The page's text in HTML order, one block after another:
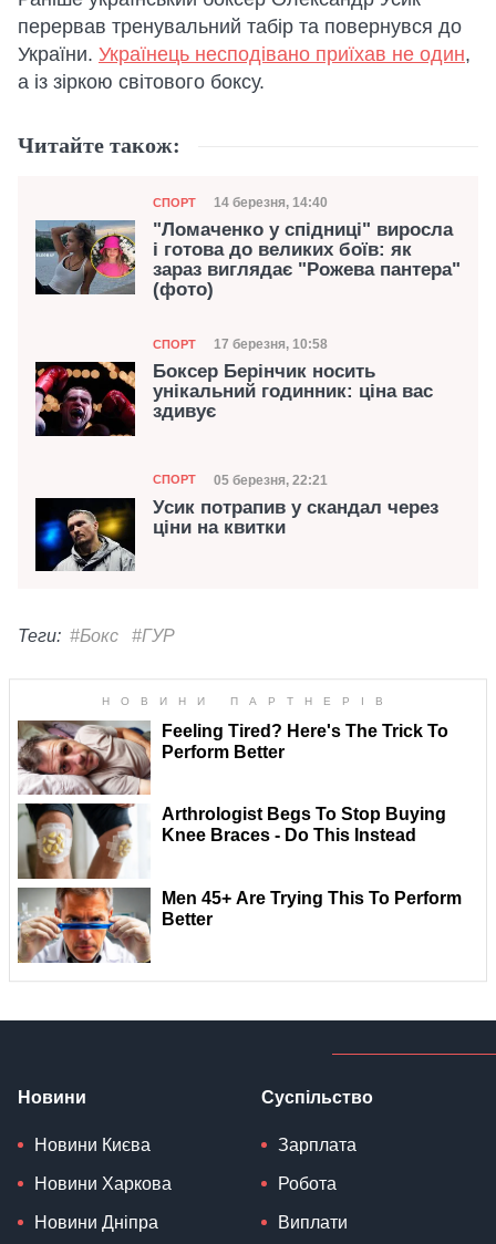
перервав тренувальний табір та повернувся до
України. Українець несподівано приїхав не один,
а із зіркою світового боксу.
Читайте також:
Категорія
СПОРТ Дата публікації
14 березня, 14:40
"Ломаченко у спідниці" виросла
і готова до великих боїв: як
зараз виглядає "Рожева пантера"
(фото)
Категорія
СПОРТ Дата публікації
17 березня, 10:58
Боксер Берінчик носить
унікальний годинник: ціна вас
здивує
Категорія
СПОРТ Дата публікації
05 березня, 22:21
Усик потрапив у скандал через
ціни на квитки
Теги: #Бокс #ГУР
Новини
Новини Києва
Новини Харкова
Новини Дніпра
Суспільство
Зарплата
Робота
Виплати